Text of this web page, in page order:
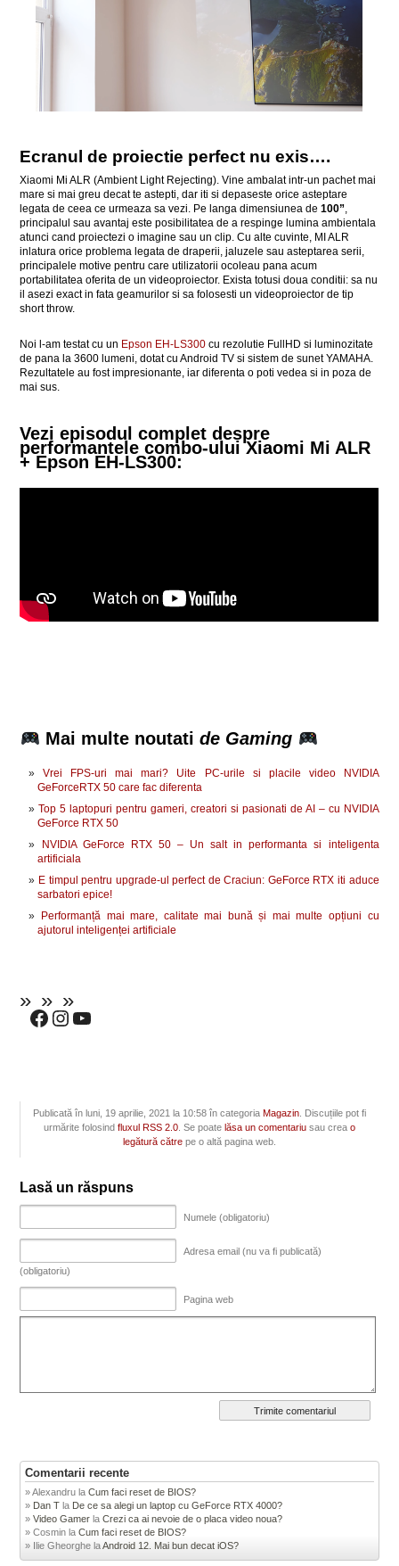
Ecranul de proiectie perfect nu exis….
Xiaomi Mi ALR (Ambient Light Rejecting). Vine ambalat intr-un pachet mai
mare si mai greu decat te astepti, dar iti si depaseste orice asteptare
legata de ceea ce urmeaza sa vezi. Pe langa dimensiunea de100”,
principalul sau avantaj este posibilitatea de a respinge lumina ambientala
atunci cand proiectezi o imagine sau un clip. Cu alte cuvinte, MI ALR
inlatura orice problema legata de draperii, jaluzele sau asteptarea serii,
principalele motive pentru care utilizatorii ocoleau pana acum
portabilitatea oferita de un videoproiector. Exista totusi doua conditii: sa nu
il asezi exact in fata geamurilor si sa folosesti un videoproiector de tip
short throw.
Noi l-am testat cu un Epson EH-LS300 cu rezolutie FullHD si luminozitate
de pana la 3600 lumeni, dotat cu Android TV si sistem de sunet YAMAHA.
Rezultatele au fost impresionante, iar diferenta o poti vedea si in poza de
mai sus.
Vezi episodul complet despre
performantele combo-ului Xiaomi Mi ALR
+ Epson EH-LS300:
Mai multe noutati de Gaming
Vrei FPS-uri mai mari? Uite PC-urile si placile video NVIDIA
GeForceRTX 50 care fac diferenta
Top 5 laptopuri pentru gameri, creatori si pasionati de AI – cu NVIDIA
GeForce RTX 50
NVIDIA GeForce RTX 50 – Un salt in performanta si inteligenta
artificiala
E timpul pentru upgrade-ul perfect de Craciun: GeForce RTX iti aduce
sarbatori epice!
Performanță mai mare, calitate mai bună și mai multe opțiuni cu
ajutorul inteligenței artificiale
Publicată în luni, 19 aprilie, 2021 la 10:58 în categoriaMagazin . Discuțiile pot fi
urmărite folosindfluxul RSS 2.0 . Se poatelăsa un comentariu sau creao
legătură către pe o altă pagina web.
Lasă un răspuns
Numele (obligatoriu)
Adresa email (nu va fi publicată)
(obligatoriu)
Pagina web
Comentarii recente
Alexandru laCum faci reset de BIOS?
Dan T la De ce sa alegi un laptop cu GeForce RTX 4000?
Video Gamer laCrezi ca ai nevoie de o placa video noua?
Cosmin laCum faci reset de BIOS?
Ilie Gheorghe laAndroid 12. Mai bun decat iOS?